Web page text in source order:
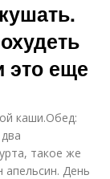
это еще
каши.Обед:
такое же
апельсин. День